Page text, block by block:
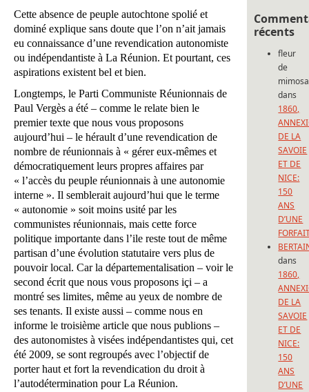
Cette absence de peuple autochtone spolié et
dominé explique sans doute que l’on n’ait jamais
eu connaissance d’une revendication autonomiste
ou indépendantiste à La Réunion. Et pourtant, ces
aspirations existent bel et bien.
Longtemps, le Parti Communiste Réunionnais de
Paul Vergès a été – comme le relate bien le
premier texte que nous vous proposons
aujourd’hui – le hérault d’une revendication de
nombre de réunionnais à « gérer eux-mêmes et
démocratiquement leurs propres affaires par
« l’accès du peuple réunionnais à une autonomie
interne ». Il semblerait aujourd’hui que le terme
« autonomie » soit moins usité par les
communistes réunionnais, mais cette force
politique importante dans l’ile reste tout de même
partisan d’une évolution statutaire vers plus de
pouvoir local. Car la départementalisation – voir le
second écrit que nous vous proposons içi – a
montré ses limites, même au yeux de nombre de
ses tenants. Il existe aussi – comme nous en
informe le troisième article que nous publions –
des autonomistes à visées indépendantistes qui, cet
été 2009, se sont regroupés avec l’objectif de
porter haut et fort la revendication du droit à
l’autodétermination pour La Réunion.
récents
fleur
de
mimosa
dans
1860,
DE LA
SAVOIE
ET DE
NICE:
150
ANS
D’UNE
dans
1860,
DE LA
SAVOIE
ET DE
NICE:
150
ANS
D’UNE